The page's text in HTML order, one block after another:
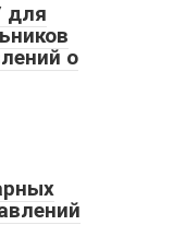
для
о